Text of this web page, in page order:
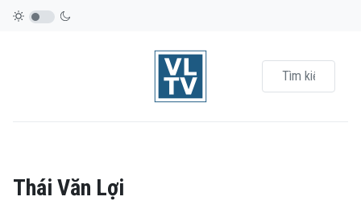
Thái Văn Lợi